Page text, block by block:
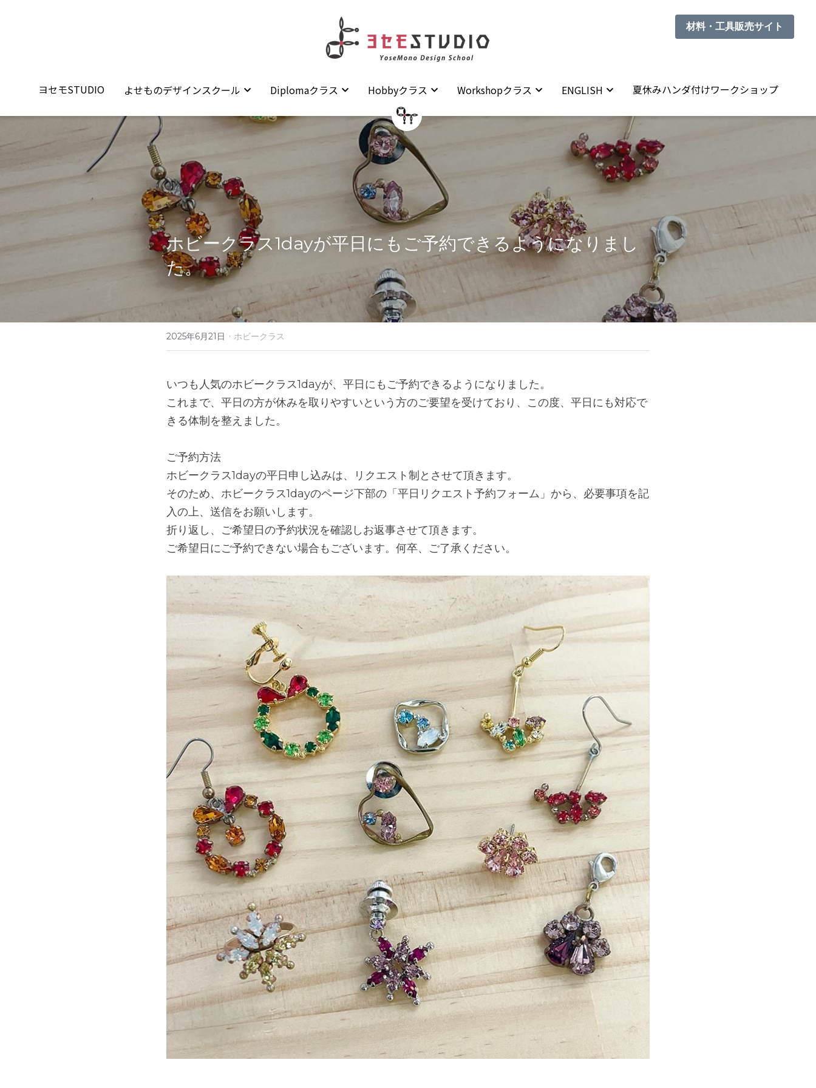
ヨセモSTUDIO よせものデザインスクール Diplomaクラス Hobbyクラス Workshopクラス ENGLISH 夏休みハンダ付けワークショップ
材料・工具販売サイト
ヨセモSTUDIO よせものデザインスクール Diplomaクラス Hobbyクラス Workshopクラス ENGLISH 夏休みハンダ付けワークショップ
材料・工具販売サイト
ホビークラス1dayが平日にもご予約できるようになりまし
た。
2025年6月21日 · ホビークラス
いつも人気のホビークラス1dayが、平日にもご予約できるようになりました。
これまで、平日の方が休みを取りやすいという方のご要望を受けており、この度、平日にも対応で
きる体制を整えました。
ご予約方法
ホビークラス1dayの平日申し込みは、リクエスト制とさせて頂きます。
そのため、ホビークラス1dayのページ下部の「平日リクエスト予約フォーム」から、必要事項を記
入の上、送信をお願いします。
折り返し、ご希望日の予約状況を確認しお返事させて頂きます。
ご希望日にご予約できない場合もございます。何卒、ご了承ください。